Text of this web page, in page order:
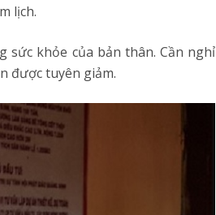
lịch.
sức khỏe của bản thân. Cần nghỉ
được tuyên giảm.